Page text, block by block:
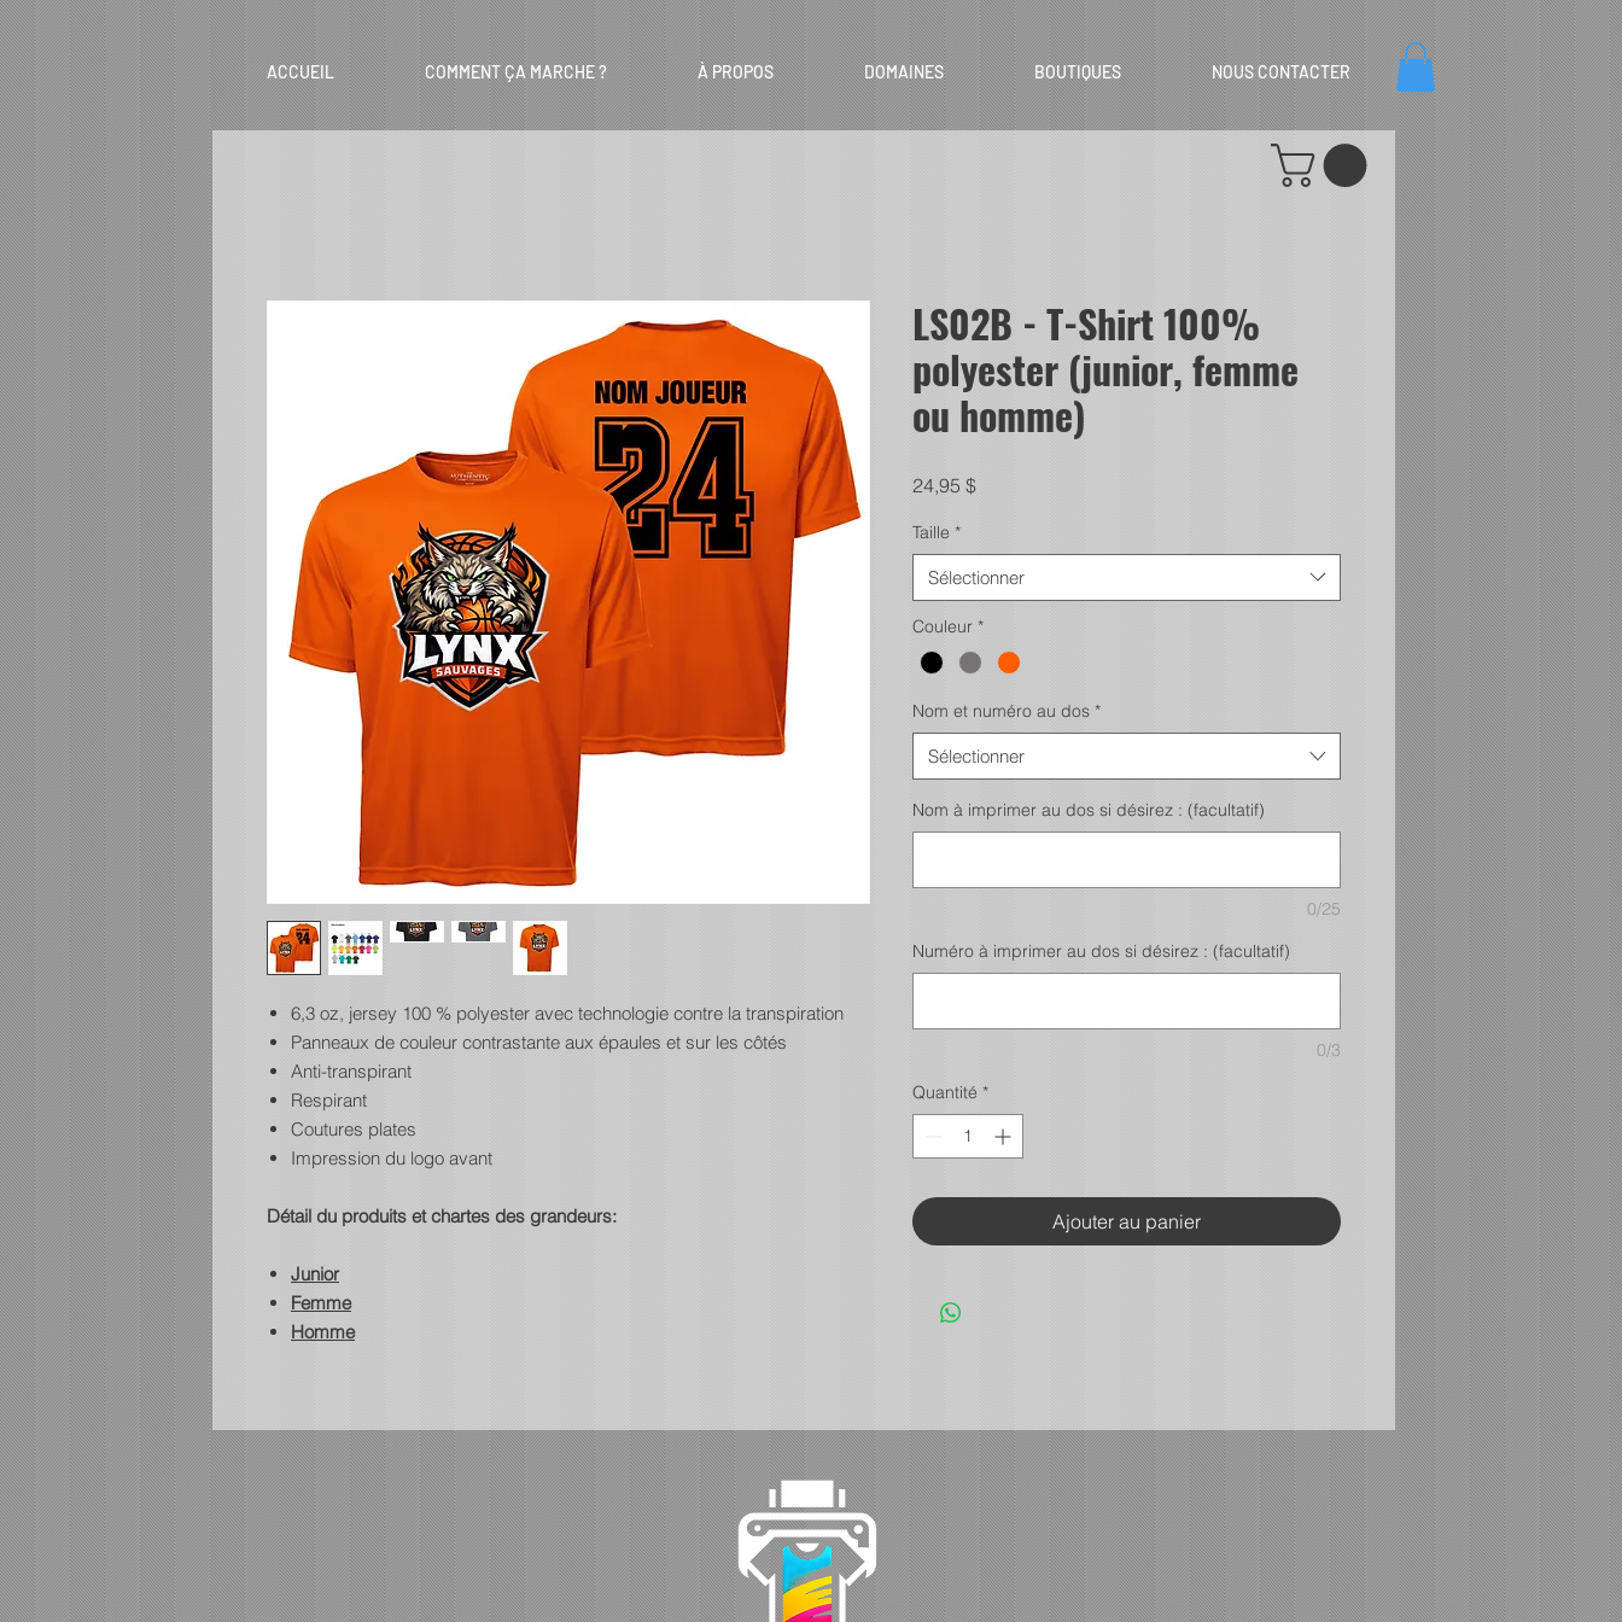
ACCUEIL COMMENT ÇA MARCHE ? À PROPOS DOMAINES BOUTIQUES NOUS CONTACTER
6,3 oz, jersey 100 % polyester avec technologie contre la transpiration
Panneaux de couleur contrastante aux épaules et sur les côtés
Anti-transpirant
Respirant
Coutures plates
Impression du logo avant
Détail du produits et chartes des grandeurs:
Junior
Femme
Homme
LS02B - T-Shirt 100%
polyester (junior, femme
ou homme)
24,95 $Prix
Taille *
Sélectionner
Couleur *
Nom et numéro au dos *
Sélectionner
Nom à imprimer au dos si désirez : (facultatif)
0/25
Numéro à imprimer au dos si désirez : (facultatif)
0/3
Quantité *
Ajouter au panier